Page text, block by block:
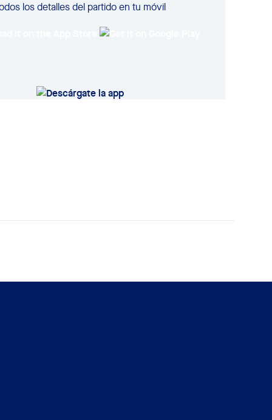
los detalles del partido en tu móvil